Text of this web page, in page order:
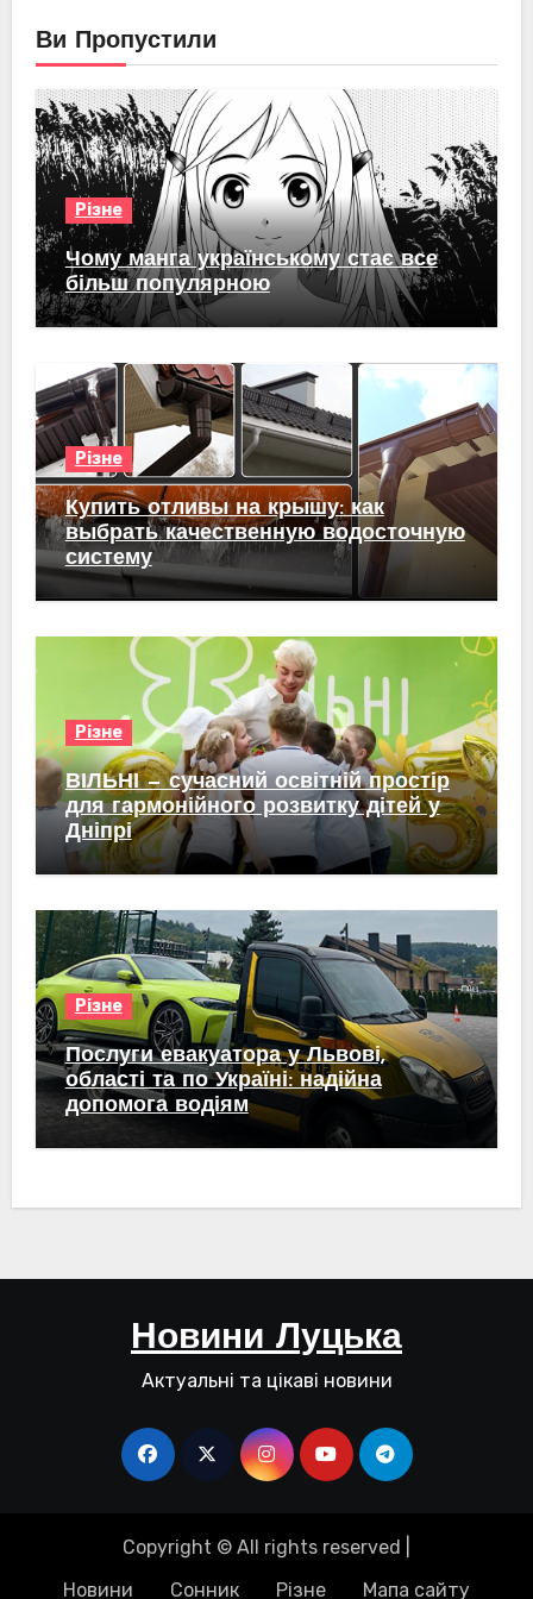
Ви Пропустили
Різне
Чому манга українському стає все
більш популярною
Різне
Купить отливы на крышу: как
выбрать качественную водосточную
систему
Різне
ВІЛЬНІ — сучасний освітній простір
для гармонійного розвитку дітей у
Дніпрі
Різне
Послуги евакуатора у Львові,
області та по Україні: надійна
допомога водіям
Новини Луцька
Актуальні та цікаві новини
Copyright © All rights reserved
Новини
Сонник Різне Мапа сайту